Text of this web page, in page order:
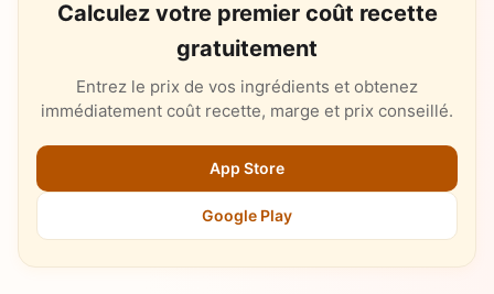
Calculez votre premier coût recette
gratuitement
Entrez le prix de vos ingrédients et obtenez
immédiatement coût recette, marge et prix conseillé.
App Store
Google Play